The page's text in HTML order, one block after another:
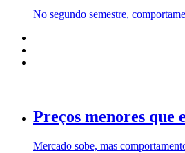
No segundo semestre,
Preços menores que
Mercado sobe, mas